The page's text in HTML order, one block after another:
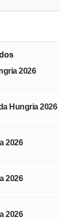
2026
Hungria 2026
2026
2026
2026